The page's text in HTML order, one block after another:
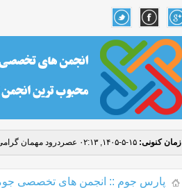
زمان کنونی: ۱۵-۵-۱۴۰۵, ۰۲:۱۳ عصر درود مهمان
پارس جوم :: انجمن های تخصصی